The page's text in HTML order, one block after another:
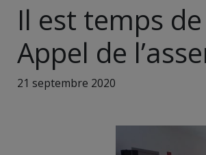
Il est temps
Appel de
21 septembre 2020